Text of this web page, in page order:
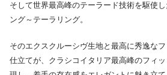
そして世界最高峰のテーラード技術を駆使
ング～テーラリング。
そのエクスクルーシヴ生地と最高に秀逸な
仕立てが、クラシコイタリア最高峰のフィ